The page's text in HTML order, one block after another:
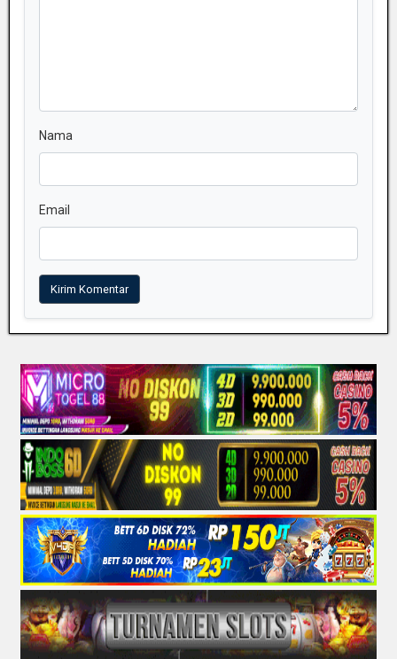
Nama
Email
Kirim Komentar